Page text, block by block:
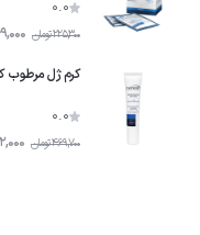
0.0
225,300تومان
کرم ژل مرطوب
0.0
469,700تومان